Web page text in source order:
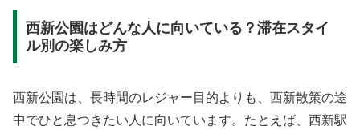
西新公園はどんな人に向いている？滞在スタイ
ル別の楽しみ方
西新公園は、長時間のレジャー目的よりも、西新散策の途
中でひと息つきたい人に向いています。たとえば、西新駅